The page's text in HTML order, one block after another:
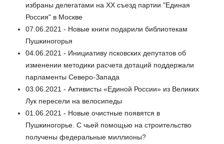
избраны делегатами на XX съезд партии "Единая
Россия" в Москве
07.06.2021 - Новые книги подарили библиотекам
Пушкиногорья
04.06.2021 - Инициативу псковских депутатов об
изменении методики расчета дотаций поддержали
парламенты Северо-Запада
03.06.2021 - Активисты «Единой России» из Великих
Лук пересели на велосипеды
01.06.2021 - Новые очистные появятся в
Пушкиногорье. С чьей помощью на строительство
получены федеральные миллионы?